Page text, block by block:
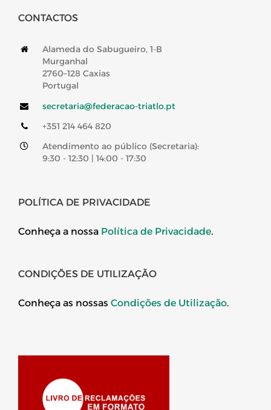
CONTACTOS
Alameda do Sabugueiro, 1-B
Murganhal
2760–128 Caxias
Portugal
secretaria@federacao-triatlo.pt
+351 214 464 820
Atendimento ao público (Secretaria):
9:30 - 12:30 | 14:00 - 17:30
POLÍTICA DE PRIVACIDADE
Conheça a nossa Política de Privacidade.
CONDIÇÕES DE UTILIZAÇÃO
Conheça as nossas Condições de Utilização.